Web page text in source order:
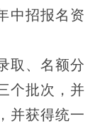
中招报名资
取、名额分
个批次，并
并获得统一